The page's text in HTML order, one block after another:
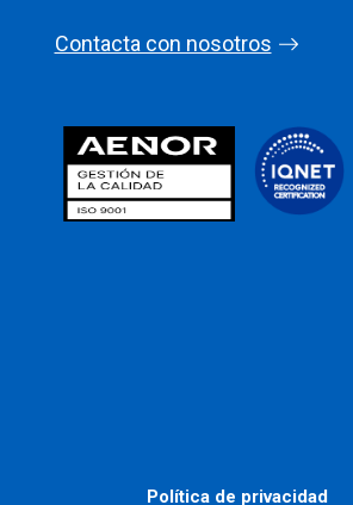
Contacta con nosotros
Política de privacidad